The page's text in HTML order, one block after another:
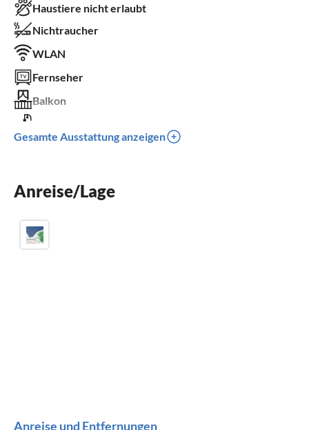
Haustiere nicht erlaubt
Nichtraucher
WLAN
Fernseher
Balkon
Gesamte Ausstattung anzeigen
Anreise/Lage
Anreise und Entfernungen